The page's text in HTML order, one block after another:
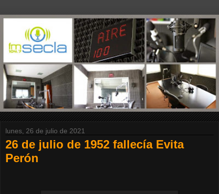
lunes, 26 de julio de 2021
26 de julio de 1952 fallecía Evita
Perón